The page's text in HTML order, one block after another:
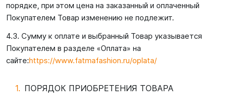
порядке, при этом цена на заказанный и оплаченный
Покупателем Товар изменению не подлежит.
4.3. Сумму к оплате и выбранный Товар указывается
Покупателем в разделе «Оплата» на
сайте:https://www.fatmafashion.ru/oplata/
ПОРЯДОК ПРИОБРЕТЕНИЯ ТОВАРА